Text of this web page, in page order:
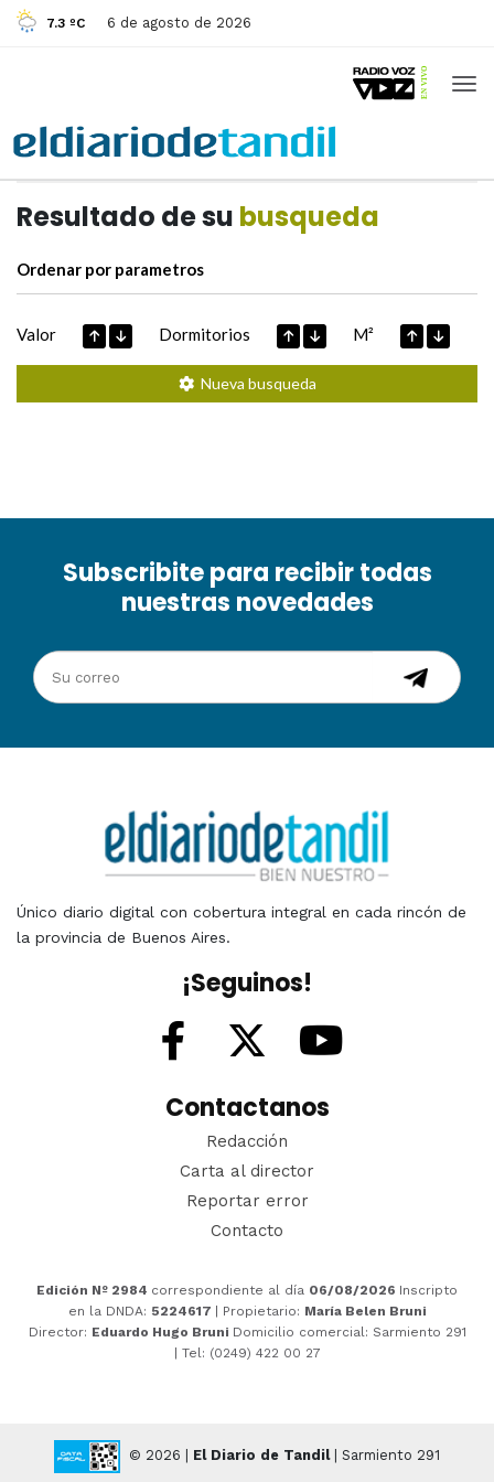
7.3 ºC 6 de agosto de 2026
Resultado de su busqueda
Ordenar por parametros
Valor Dormitorios M²
Nueva busqueda
Subscribite para recibir todas
nuestras novedades
Único diario digital con cobertura integral en cada rincón de
la provincia de Buenos Aires.
¡Seguinos!
Contactanos
Redacción
Carta al director
Reportar error
Contacto
Edición Nº 2984 correspondiente al día 06/08/2026 Inscripto
en la DNDA: 5224617 | Propietario: María Belen Bruni
Director: Eduardo Hugo Bruni Domicilio comercial: Sarmiento 291
| Tel: (0249) 422 00 27
© 2026 | El Diario de Tandil| Sarmiento 291